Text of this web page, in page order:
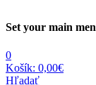
Set your main
0
Košík: 0,00€
Hľadať